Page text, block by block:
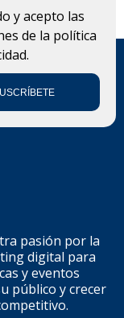
y acepto las
de la política
pasión por la
digital para
y eventos
público y crecer